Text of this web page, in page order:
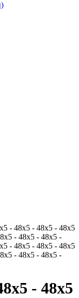
- 48x5 - 48x5 - 48x5
- 48x5 - 48x5 -
- 48x5 - 48x5 - 48x5
- 48x5 - 48x5 -
- 48x5